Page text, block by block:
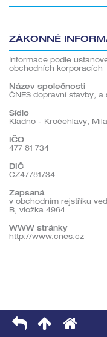
ZÁKONNÉ
Informace podle
obchodních korporacích
Název společnosti
ČNES dopravní stavby,
Sídlo
Kladno - Kročehlavy,
IČO
477 81 734
DIČ
CZ47781734
Zapsaná
v obchodním rejstříku
B, vložka 4964
WWW stránky
http://www.cnes.cz